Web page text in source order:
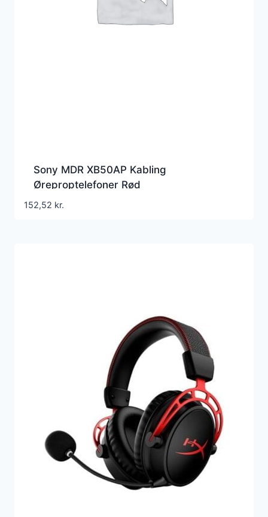
Sony MDR XB50AP Kabling
Øreproptelefoner Rød
152,52 kr.